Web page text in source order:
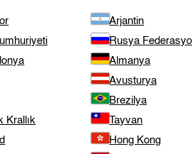
Arjantin
Rusya
Almanya
Avusturya
Brezilya
Krallık Tayvan
Hong Kong